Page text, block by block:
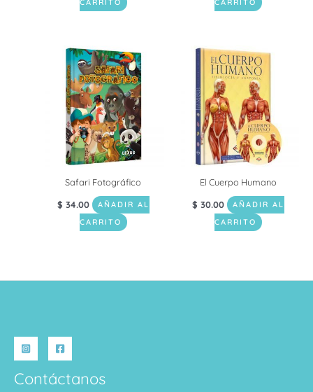
CARRITO
CARRITO
Safari Fotográfico
$ 34.00
AÑADIR AL
CARRITO
El Cuerpo Humano
$ 30.00
AÑADIR AL
CARRITO
Contáctanos